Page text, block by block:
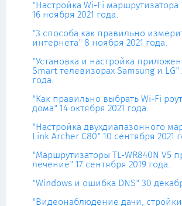
"Настройка Wi-Fi маршрутизатора
16 ноября 2021 года.
"3 способа как правильно
интернета" 8 ноября 2021 года.
"Установка и настройка
Smart телевизорах Samsung и LG"
года.
"Как правильно выбрать Wi-Fi
дома" 14 октября 2021 года.
"Настройка двухдиапазонного
Link Archer C80" 10 сентября 2021
"Маршрутизаторы TL-WR840N V5
лечение" 17 сентября 2019 года.
"Windows и ошибка DNS" 30
"Видеонаблюдение дачи, стройки